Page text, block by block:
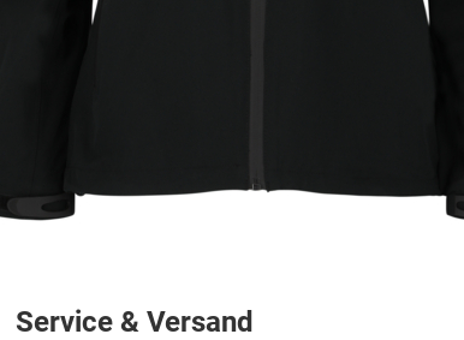
Service & Versand